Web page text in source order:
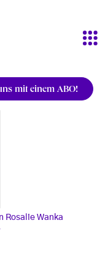
mit einem ABO!
Rosalie Wanka